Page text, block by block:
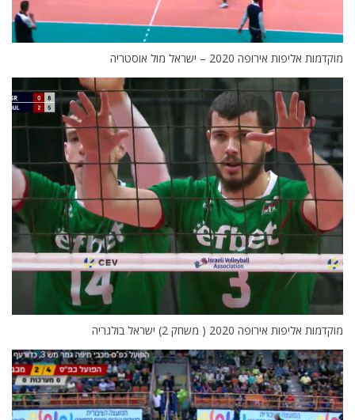
מוקדמות אליפות אירופה 2020 – ישראל מול אוסטריה
מוקדמות אליפות אירופה 2020 ( משחק 2) ישראל בולגריה